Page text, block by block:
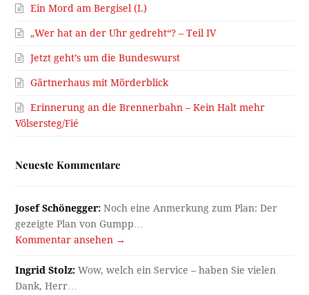
Ein Mord am Bergisel (I.)
„Wer hat an der Uhr gedreht“? – Teil IV
Jetzt geht’s um die Bundeswurst
Gärtnerhaus mit Mörderblick
Erinnerung an die Brennerbahn – Kein Halt mehr
Völsersteg/Fié
Neueste Kommentare
Josef Schönegger: Noch eine Anmerkung zum Plan: Der
gezeigte Plan von Gumpp…
Kommentar ansehen →
Ingrid Stolz: Wow, welch ein Service – haben Sie vielen
Dank, Herr…